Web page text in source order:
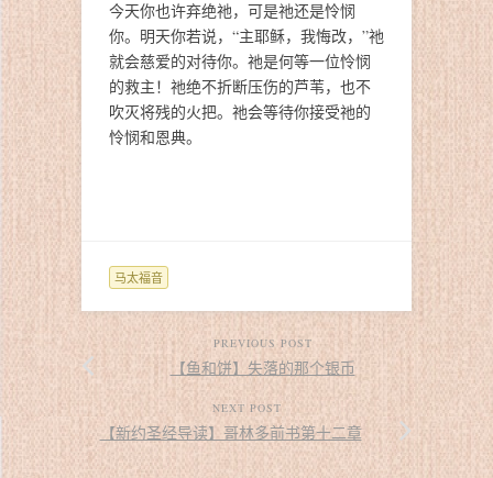
今天你也许弃绝祂，可是祂还是怜悯
你。明天你若说，“主耶稣，我悔改，”祂
就会慈爱的对待你。祂是何等一位怜悯
的救主！祂绝不折断压伤的芦苇，也不
吹灭将残的火把。祂会等待你接受祂的
怜悯和恩典。
马太福音
PREVIOUS POST
【鱼和饼】失落的那个银币
NEXT POST
【新约圣经导读】哥林多前书第十二章